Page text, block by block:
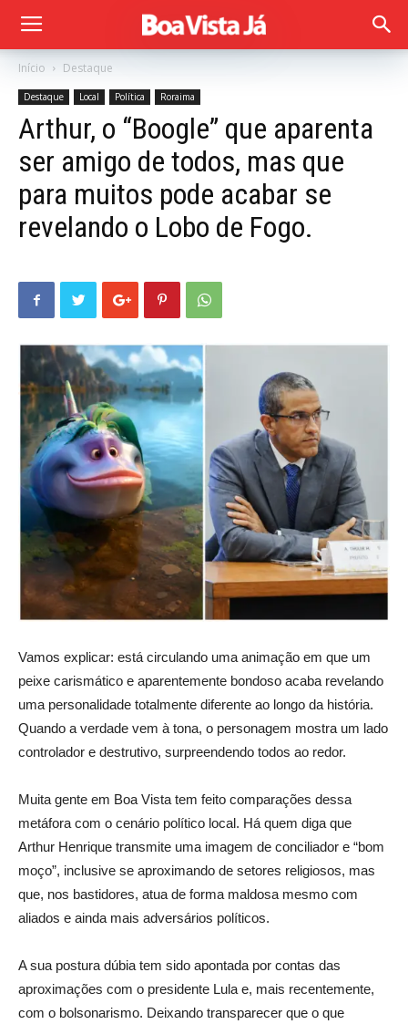
Início Destaque
Destaque Local Política Roraima
Arthur, o “Boogle” que aparenta
ser amigo de todos, mas que
para muitos pode acabar se
revelando o Lobo de Fogo.
Vamos explicar: está circulando uma animação em que um
peixe carismático e aparentemente bondoso acaba revelando
uma personalidade totalmente diferente ao longo da história.
Quando a verdade vem à tona, o personagem mostra um lado
controlador e destrutivo, surpreendendo todos ao redor.
Muita gente em Boa Vista tem feito comparações dessa
metáfora com o cenário político local. Há quem diga que
Arthur Henrique transmite uma imagem de conciliador e “bom
moço”, inclusive se aproximando de setores religiosos, mas
que, nos bastidores, atua de forma maldosa mesmo com
aliados e ainda mais adversários políticos.
A sua postura dúbia tem sido apontada por contas das
aproximações com o presidente Lula e, mais recentemente,
com o bolsonarismo. Deixando transparecer que o que